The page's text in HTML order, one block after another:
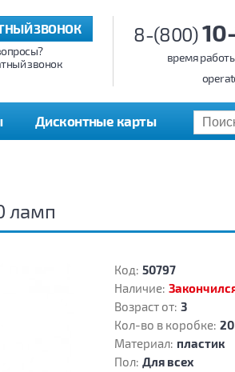
8-(800)
время
ЗВОНОК
звонок
Дисконтные карты
ламп
Код: 50797
Наличие:
Возраст от: 3
Кол-во в коробке: 20
Материал: пластик
Пол: Для всех